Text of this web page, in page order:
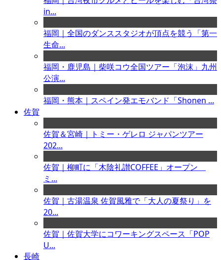
in...
福岡｜全国のダンススタジオが頂点を競う「第一
生命...
福岡・鹿児島｜柴咲コウ全国ツアー「泡沫」九州
公演...
福岡・熊本｜スペイン発エモバンド「Shonen ...
佐賀
佐賀＆宮崎｜トミー・ゲレロ ジャパンツアー
202...
佐賀｜柳町に「木陰礼讃COFFEE」オープン
ミ...
佐賀｜古湯温泉 佐賀風雅で「大人の夏祭り」を
20...
佐賀｜佐賀大学にコワーキングスペース「POP
U...
長崎